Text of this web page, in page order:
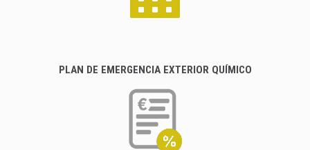
PLAN DE EMERGENCIA EXTERIOR QUÍMICO